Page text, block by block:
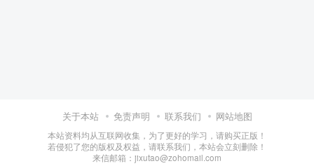
关于本站 免责声明 联系我们 网站地图
本站资料均从互联网收集，为了更好的学习，请购买正版！
若侵犯了您的版权及权益，请联系我们，本站会立刻删除！
来信邮箱：jixutao@zohomail.com